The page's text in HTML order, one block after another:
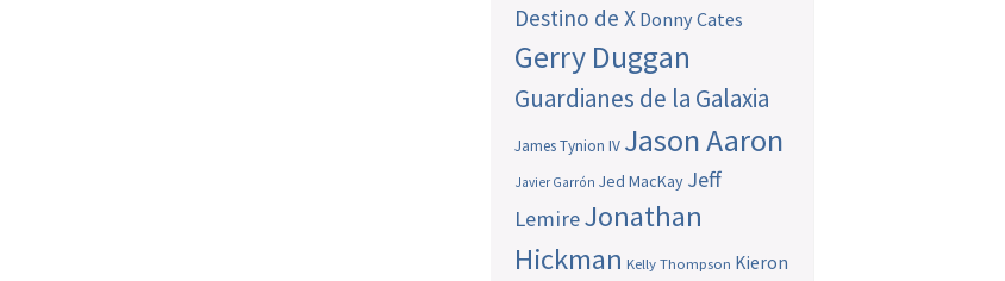
Destino de X Donny Cates
Gerry Duggan
Guardianes de la Galaxia
James Tynion IV Jason Aaron
Javier Garrón Jed MacKay Jeff
LemireJonathan
Hickman Kelly Thompson Kieron